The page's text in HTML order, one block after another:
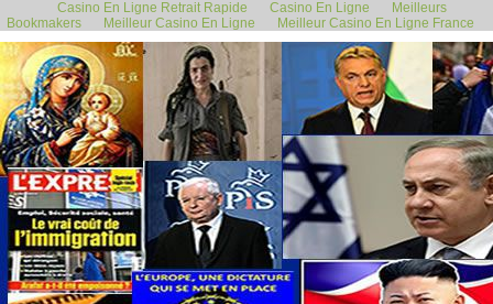
Casino En Ligne Retrait Rapide Casino En Ligne
Meilleurs
Bookmakers
Meilleur Casino En Ligne Meilleur Casino En Ligne France